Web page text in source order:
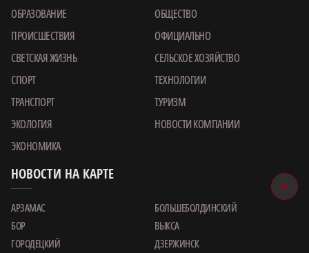
ОБРАЗОВАНИЕ
ОБЩЕСТВО
ПРОИСШЕСТВИЯ
ОФИЦИАЛЬНО
СВЕТСКАЯ ЖИЗНЬ
СЕЛЬСКОЕ ХОЗЯЙСТВО
СПОРТ
ТЕХНОЛОГИИ
ТРАНСПОРТ
ТУРИЗМ
ЭКОЛОГИЯ
НОВОСТИ КОМПАНИИ
ЭКОНОМИКА
НОВОСТИ НА КАРТЕ
АРЗАМАС
БОЛЬШЕБОЛДИНСКИЙ
БОР
ВЫКСА
ГОРОДЕЦКИЙ
ДЗЕРЖИНСК